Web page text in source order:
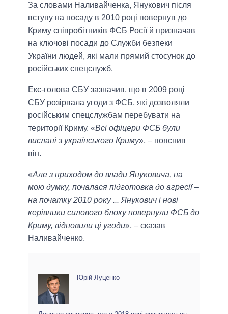
За словами Наливайченка, Янукович після
вступу на посаду в 2010 році повернув до
Криму співробітників ФСБ Росії й призначав
на ключові посади до Служби безпеки
України людей, які мали прямий стосунок до
російських спецслужб.
Екс-голова СБУ зазначив, що в 2009 році
СБУ розірвала угоди з ФСБ, які дозволяли
російським спецслужбам перебувати на
території Криму. «Всі офіцери ФСБ були
вислані з українського Криму», – пояснив
він.
«Але з приходом до влади Януковича, на
мою думку, почалася підготовка до агресії –
на початку 2010 року ... Янукович і нові
керівники силового блоку повернули ФСБ до
Криму, відновили ці угоди», – сказав
Наливайченко.
Юрій Луценко